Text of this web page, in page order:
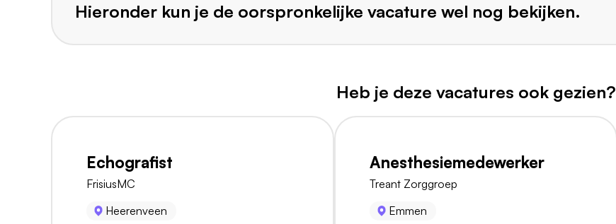
Hieronder kun je de oorspronkelijke vacature wel nog bekijken.
Heb je deze vacatures ook gezien?
Echografist
FrisiusMC
Heerenveen
Anesthesiemedewerker
Treant Zorggroep
Emmen